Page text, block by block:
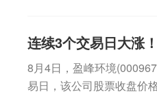
连续3个交易日大涨
8月4日，盈峰环境
易日，该公司股票收盘价